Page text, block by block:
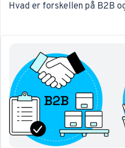
Hvad er forskellen på B2B